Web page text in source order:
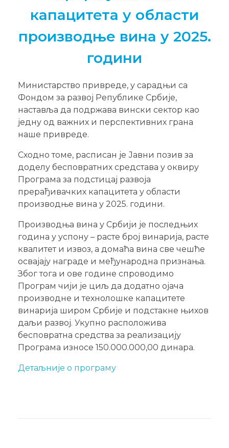
капацитета у области
производње вина у 2025.
години
Министарство привреде, у сарадњи са
Фондом за развој Републике Србије,
наставља да подржава вински сектор као
једну од важних и перспективних грана
наше привреде.
Сходно томе, расписан је Јавни позив за
доделу бесповратних средстава у оквиру
Програма за подстицај развоја
прерађивачких капацитета у области
производње вина у 2025. години.
Производња вина у Србији је последњих
година у успону – расте број винарија, расте
квалитет и извоз, а домаћа вина све чешће
освајају награде и међународна признања.
Због тога и ове године спроводимо
Програм чији је циљ да додатно ојача
производне и технолошке капацитете
винарија широм Србије и подстакне њихов
даљи развој. Укупно расположива
бесповратна средства за реализацију
Програма износе 150.000.000,00 динара.
Детаљније о програму